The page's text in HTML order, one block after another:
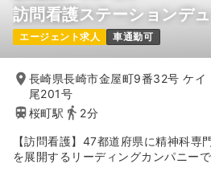
日勤のみ（常勤）
給与 20.8〜26.8万円/月 賞与3ヶ
※一例
時間 8:30～17:00
日祝休み
年間休日126日
気になる
訪問看護ステーションデ
エージェント求人 車通勤可
長崎県長崎市金屋町9番32号 ケイ
尾201号
桜町駅
2分
【訪問看護】47都道府県に精神科専
を展開するリーディングカンパニーで